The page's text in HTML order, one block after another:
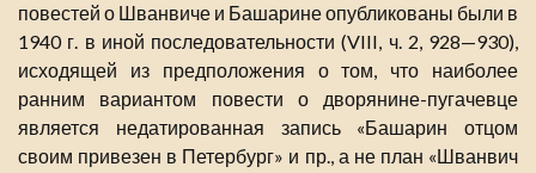
повестей о Шванвиче и Башарине опубликованы были в
1940 г. в иной последовательности (VIII, ч. 2, 928—930),
исходящей из предположения о том, что наиболее
ранним вариантом повести о дворянине-пугачевце
является недатированная запись «Башарин отцом
своим привезен в Петербург» и пр., а не план «Шванвич